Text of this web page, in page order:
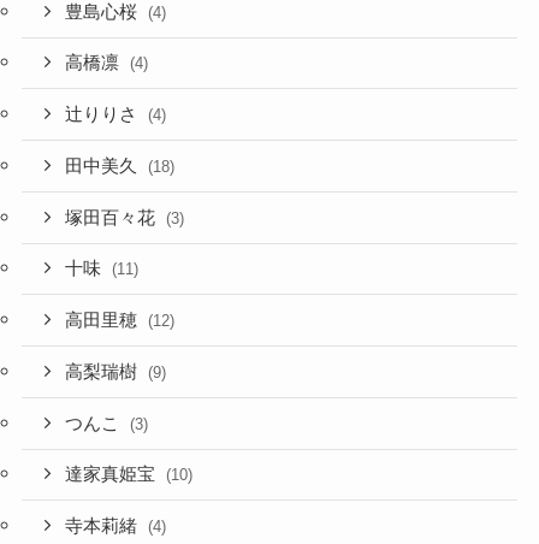
豊島心桜 (4)
高橋凛 (4)
辻りりさ (4)
田中美久 (18)
塚田百々花 (3)
十味 (11)
高田里穂 (12)
高梨瑞樹 (9)
つんこ (3)
達家真姫宝 (10)
寺本莉緒 (4)